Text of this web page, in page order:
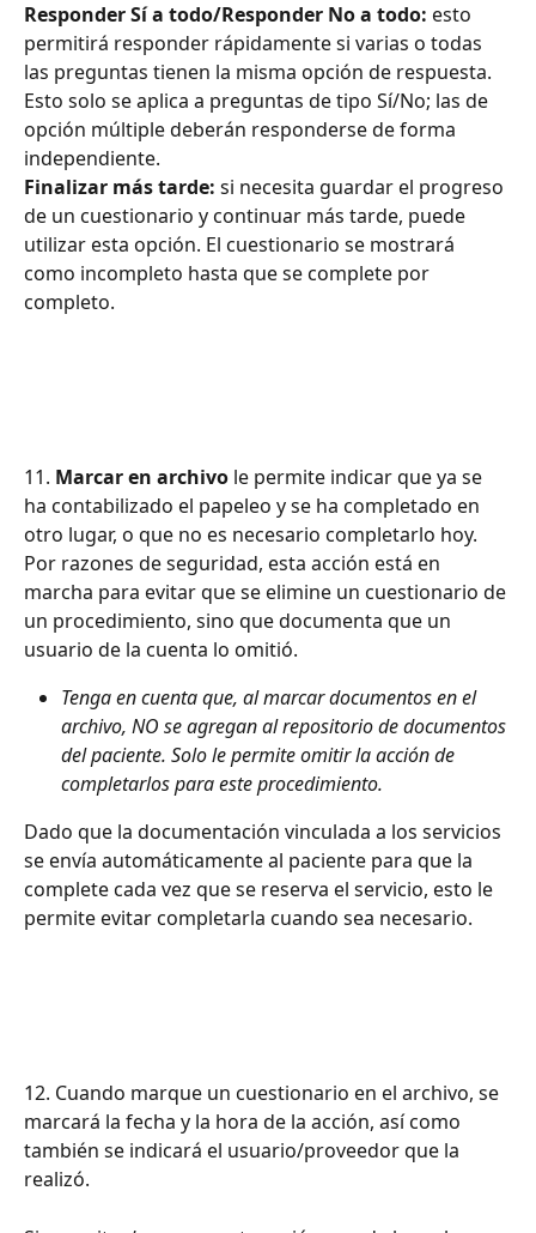
Responder Sí a todo/Responder No a todo: esto
permitirá responder rápidamente si varias o todas
las preguntas tienen la misma opción de respuesta.
Esto solo se aplica a preguntas de tipo Sí/No; las de
opción múltiple deberán responderse de forma
independiente.
Finalizar más tarde: si necesita guardar el progreso
de un cuestionario y continuar más tarde, puede
utilizar esta opción. El cuestionario se mostrará
como incompleto hasta que se complete por
completo.
11. Marcar en archivo le permite indicar que ya se
ha contabilizado el papeleo y se ha completado en
otro lugar, o que no es necesario completarlo hoy.
Por razones de seguridad, esta acción está en
marcha para evitar que se elimine un cuestionario de
un procedimiento, sino que documenta que un
usuario de la cuenta lo omitió.
Tenga en cuenta que, al marcar documentos en el
archivo, NO se agregan al repositorio de documentos
del paciente. Solo le permite omitir la acción de
completarlos para este procedimiento.
Dado que la documentación vinculada a los servicios
se envía automáticamente al paciente para que la
complete cada vez que se reserva el servicio, esto le
permite evitar completarla cuando sea necesario.
12. Cuando marque un cuestionario en el archivo, se
marcará la fecha y la hora de la acción, así como
también se indicará el usuario/proveedor que la
realizó.